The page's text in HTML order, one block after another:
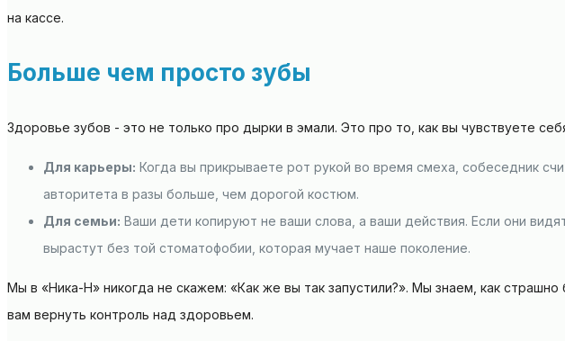
на кассе.
Больше чем просто зубы
Здоровье зубов - это не только про дырки в эмали. Это про то, как вы чувствуете
Для карьеры: Когда вы прикрываете рот рукой во время смеха, собеседник
авторитета в разы больше, чем дорогой костюм.
Для семьи: Ваши дети копируют не ваши слова, а ваши действия. Если они
вырастут без той стоматофобии, которая мучает наше поколение.
Мы в «Ника-Н» никогда не скажем: «Как же вы так запустили?». Мы знаем, как
вам вернуть контроль над здоровьем.